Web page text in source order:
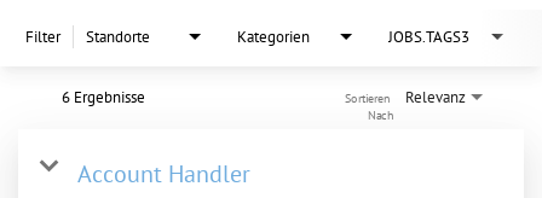
Filter Standorte Kategorien JOBS.TAGS3
6 Ergebnisse Relevanz
Sortieren
Nach
Account Handler